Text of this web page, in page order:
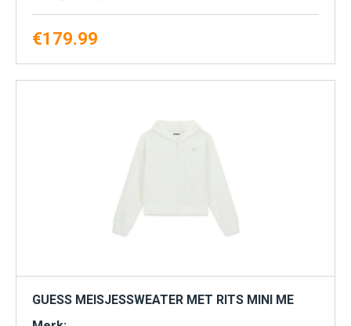
€179.99
GUESS MEISJESSWEATER MET RITS MINI ME